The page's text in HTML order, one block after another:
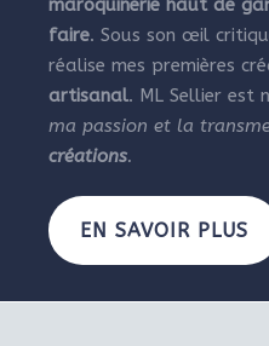
maroquinerie haut de
faire. Sous son œil
réalise mes premières
artisanal. ML Sellier est
ma passion et la
créations.
EN SAVOIR PLUS